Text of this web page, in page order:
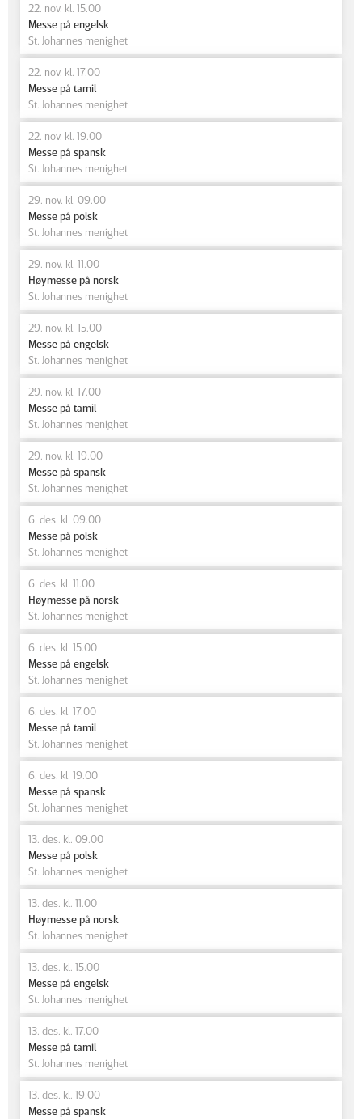
22. nov. kl. 15.00
Messe på engelsk
St. Johannes menighet
22. nov. kl. 17.00
Messe på tamil
St. Johannes menighet
22. nov. kl. 19.00
Messe på spansk
St. Johannes menighet
29. nov. kl. 09.00
Messe på polsk
St. Johannes menighet
29. nov. kl. 11.00
Høymesse på norsk
St. Johannes menighet
29. nov. kl. 15.00
Messe på engelsk
St. Johannes menighet
29. nov. kl. 17.00
Messe på tamil
St. Johannes menighet
29. nov. kl. 19.00
Messe på spansk
St. Johannes menighet
6. des. kl. 09.00
Messe på polsk
St. Johannes menighet
6. des. kl. 11.00
Høymesse på norsk
St. Johannes menighet
6. des. kl. 15.00
Messe på engelsk
St. Johannes menighet
6. des. kl. 17.00
Messe på tamil
St. Johannes menighet
6. des. kl. 19.00
Messe på spansk
St. Johannes menighet
13. des. kl. 09.00
Messe på polsk
St. Johannes menighet
13. des. kl. 11.00
Høymesse på norsk
St. Johannes menighet
13. des. kl. 15.00
Messe på engelsk
St. Johannes menighet
13. des. kl. 17.00
Messe på tamil
St. Johannes menighet
13. des. kl. 19.00
Messe på spansk